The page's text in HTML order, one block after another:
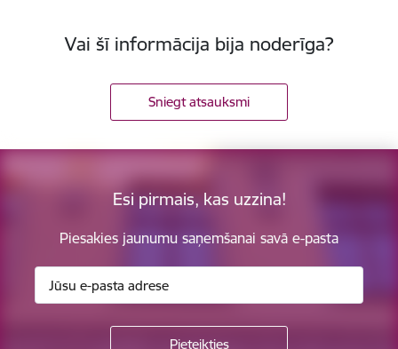
Vai šī informācija bija noderīga?
Sniegt atsauksmi
Esi pirmais, kas uzzina!
Piesakies jaunumu saņemšanai savā e-pasta